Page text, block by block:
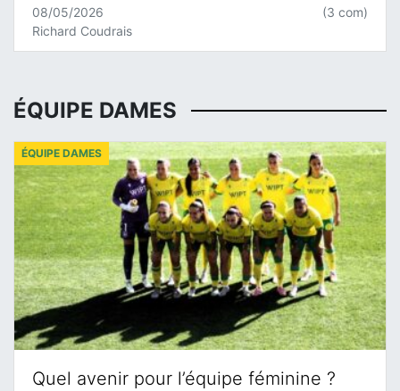
08/05/2026
Richard Coudrais
(3 com)
ÉQUIPE DAMES
Quel avenir pour l’équipe féminine ?
ÉQUIPE DAMES